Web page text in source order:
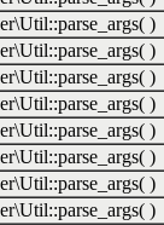
)
)
)
)
)
)
)
)